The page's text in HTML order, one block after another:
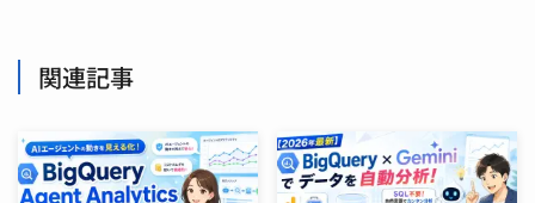
関連記事